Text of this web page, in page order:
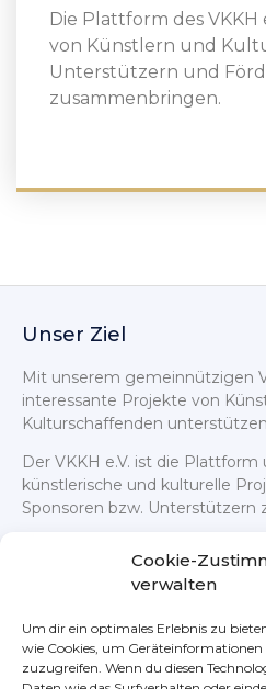
Cookie-
verwalten
Um dir ein optimales Erlebnis zu
wie Cookies, um
zuzugreifen. Wenn du diesen
Die Plattform des VKKH
von Künstlern und
Unterstützern und
zusammenbringen.
Unser Ziel
Mit unserem gemeinnützigen
interessante Projekte von
Kulturschaffenden
Der VKKH e.V. ist die
künstlerische und kulturelle
Sponsoren bzw. Unterstützern
Rechtliches